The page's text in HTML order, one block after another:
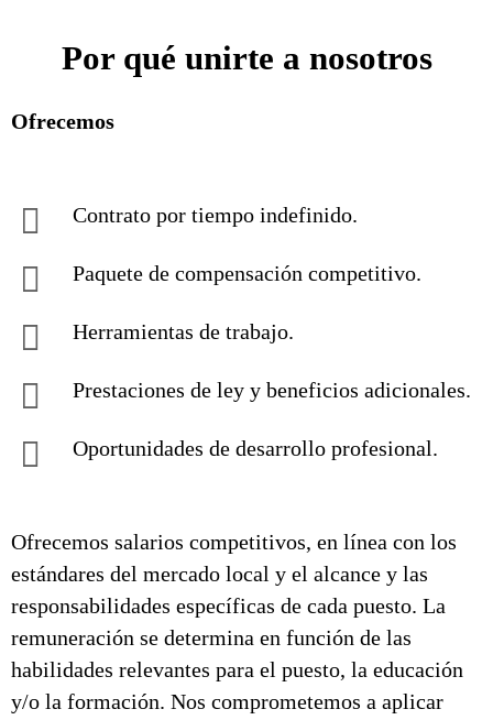
Por qué unirte a nosotros
Ofrecemos
Contrato por tiempo indefinido.
Paquete de compensación competitivo.
Herramientas de trabajo.
Prestaciones de ley y beneficios adicionales.
Oportunidades de desarrollo profesional.
Ofrecemos salarios competitivos, en línea con los
estándares del mercado local y el alcance y las
responsabilidades específicas de cada puesto. La
remuneración se determina en función de las
habilidades relevantes para el puesto, la educación
y/o la formación. Nos comprometemos a aplicar